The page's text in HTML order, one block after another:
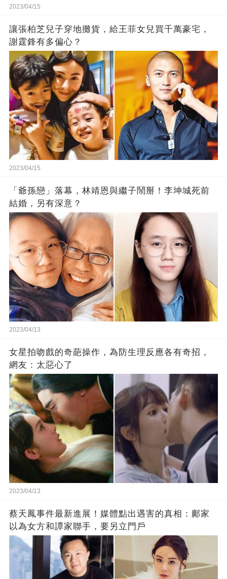
2023/04/15
讓張柏芝兒子穿地攤貨，給王菲女兒買千萬豪宅，
謝霆鋒有多偏心？
2023/04/15
「爺孫戀」落幕，林靖恩與繼子鬧掰！李坤城死前
結婚，另有深意？
2023/04/13
女星拍吻戲的奇葩操作，為防生理反應各有奇招，
網友：太惡心了
2023/04/13
蔡天鳳事件最新進展！媒體點出遇害的真相：鄺家
以為女方和譚家聯手，要另立門戶